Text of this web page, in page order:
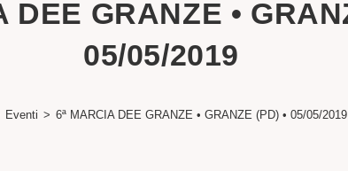
DEE GRANZE •
05/05/2019
Eventi > 6ª MARCIA DEE GRANZE • GRANZE (PD) • 05/05/2019